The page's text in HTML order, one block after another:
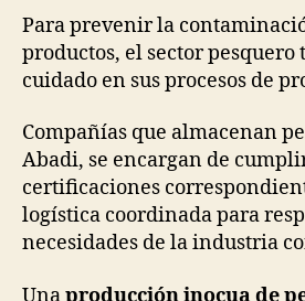
Para prevenir la
productos, el sector
cuidado en sus procesos de
Compañías que almacenan
Abadi, se encargan de
certificaciones
logística coordinada para
necesidades de la industria
Unaproducción inocua de